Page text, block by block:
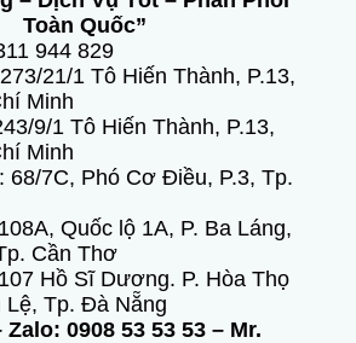
Toàn Quốc”
944 829
21/1 Tô Hiến Thành, P.13,
Minh
9/1 Tô Hiến Thành, P.13,
Minh
68/7C, Phó Cơ Điều, P.3, Tp.
Quốc lộ 1A, P. Ba Láng,
Cần Thơ
Hồ Sĩ Dương. P. Hòa Thọ
Tp. Đà Nẵng
0908 53 53 53 – Mr.